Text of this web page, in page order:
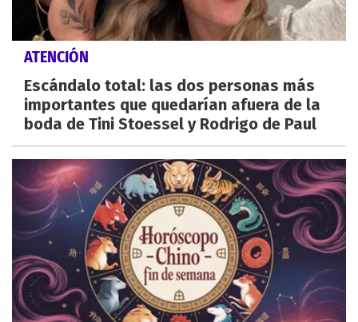
ATENCIÓN
Escándalo total: las dos personas más
importantes que quedarían afuera de la
boda de Tini Stoessel y Rodrigo de Paul